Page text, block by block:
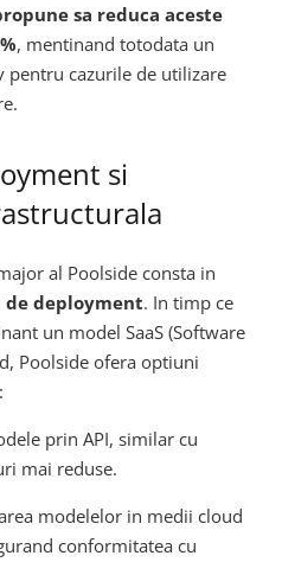
sa reduca aceste
, mentinand totodata un
pentru cazurile de utilizare
si
al Poolside consta in
deployment. In timp ce
un model SaaS (Software
Poolside ofera optiuni
prin API, similar cu
mai reduse.
modelelor in medii cloud
conformitatea cu